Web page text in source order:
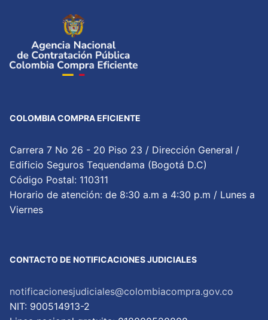
COLOMBIA COMPRA EFICIENTE
Carrera 7 No 26 - 20 Piso 23 / Dirección General /
Edificio Seguros Tequendama (Bogotá D.C)
Código Postal: 110311
Horario de atención: de 8:30 a.m a 4:30 p.m / Lunes a
Viernes
CONTACTO DE NOTIFICACIONES JUDICIALES
notificacionesjudiciales@colombiacompra.gov.co
NIT: 900514913-2